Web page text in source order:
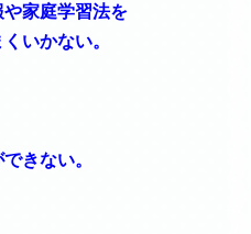
家庭学習法を
いかない。
きない。